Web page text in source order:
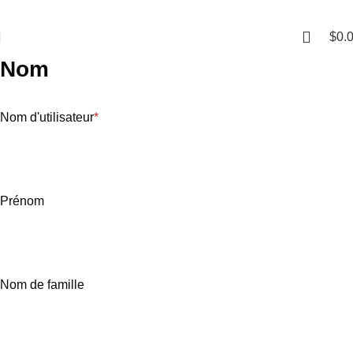
$
Nom
Nom d'utilisateur*
Prénom
Nom de famille